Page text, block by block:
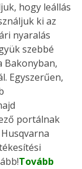
hogy leállás
ki az
nyaralás
szebbé
Bakonyban,
Egyszerűen,
portálnak
Tovább